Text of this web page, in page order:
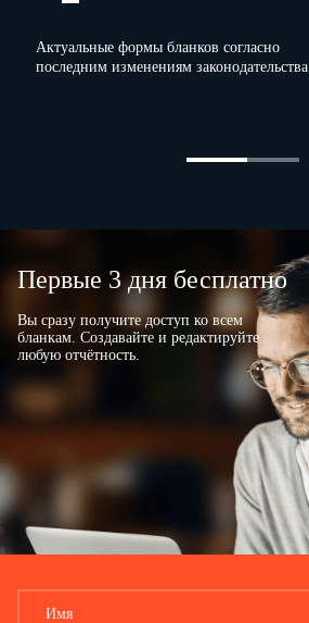
Актуальные формы бланков согласно
последним изменениям законодательства
Первые 3 дня бесплатно
Вы сразу получите доступ ко всем
бланкам. Создавайте и редактируйте
любую отчётность.
Имя